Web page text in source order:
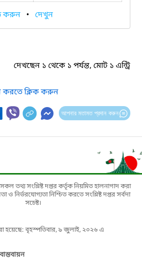
করুন • দেখুন
দেখছেন ১ থেকে ১ পর্যন্ত, মোট ১ এন্ট্রি
করতে ক্লিক করুন
আপনার মতামত প্রদান করুন
তথ্য সংশ্লিষ্ট দপ্তর কর্তৃক নিয়মিত হালনাগাদ করা
ও নির্ভরযোগ্যতা নিশ্চিত করতে সংশ্লিষ্ট দপ্তর সর্বদা
সচেষ্ট।
হয়েছে: বৃহস্পতিবার, ৯ জুলাই, ২০২৬ এ